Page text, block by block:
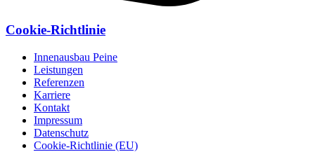
Cookie-Richtlinie
Innenausbau Peine
Leistungen
Referenzen
Karriere
Kontakt
Impressum
Datenschutz
Cookie-Richtlinie (EU)